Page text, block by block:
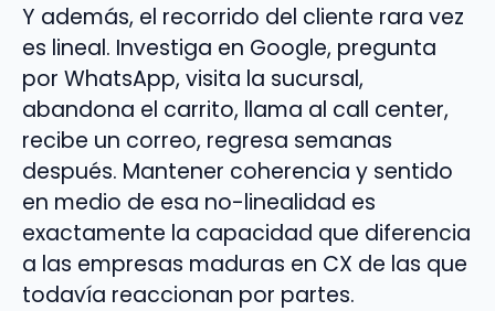
Y además, el recorrido del cliente rara vez
es lineal. Investiga en Google, pregunta
por WhatsApp, visita la sucursal,
abandona el carrito, llama al call center,
recibe un correo, regresa semanas
después. Mantener coherencia y sentido
en medio de esa no-linealidad es
exactamente la capacidad que diferencia
a las empresas maduras en CX de las que
todavía reaccionan por partes.